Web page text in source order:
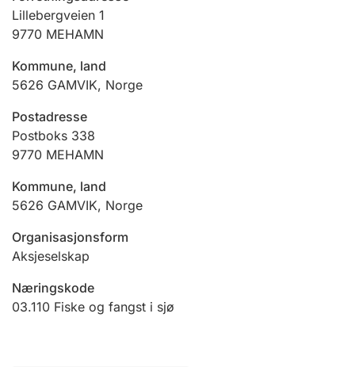
Jeger
Ektepaktrettleiaren
Lillebergveien 1
9770 MEHAMN
Kommune, land
5626 GAMVIK, Norge
Postadresse
Postboks 338
9770 MEHAMN
Kommune, land
5626 GAMVIK, Norge
Organisasjonsform
Aksjeselskap
Næringskode
03.110 Fiske og fangst i sjø